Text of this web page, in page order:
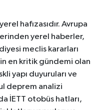
hafızasıdır. Avrupa
yerel haberler,
meclis kararları
en kritik gündemi olan
yapı duyuruları ve
deprem analizi
İETT otobüs hatları,